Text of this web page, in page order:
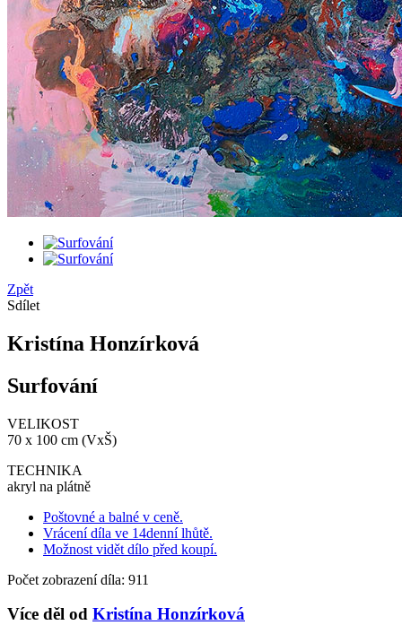
Zpět
Sdílet
Kristína Honzírková
Surfování
VELIKOST
70 x 100 cm (VxŠ)
TECHNIKA
akryl na plátně
Poštovné a balné v ceně.
Vrácení díla ve 14denní lhůtě.
Možnost vidět dílo před koupí.
Počet zobrazení díla: 911
Více děl od Kristína Honzírková